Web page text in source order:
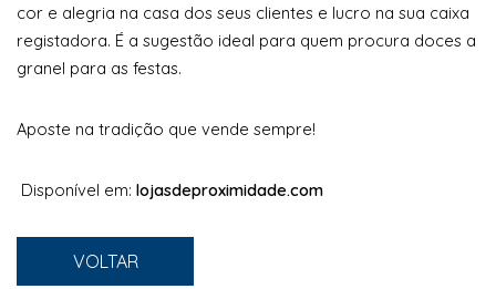
cor e alegria na casa dos seus clientes e lucro na sua caixa
registadora. É a sugestão ideal para quem procura doces a
granel para as festas.
Aposte na tradição que vende sempre!
Disponível em: lojasdeproximidade.com
VOLTAR